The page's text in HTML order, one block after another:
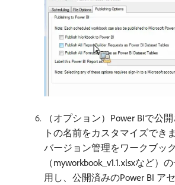
（オプション）Power BIで公
トの名前をカスタマイズでき
バージョン管理をワークブッ
（myworkbook_v1.1.xlsxなど）
用し、公開済みのPower BI ア